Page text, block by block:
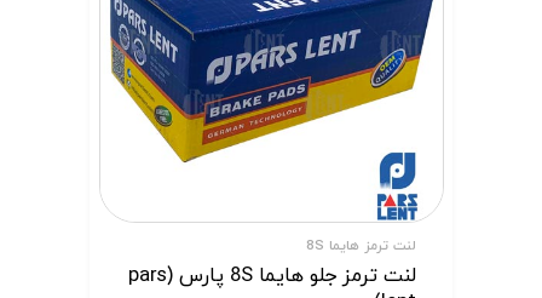
لنت ترمز هایما 8S
لنت ترمز جلو هایما 8S پارس (pars